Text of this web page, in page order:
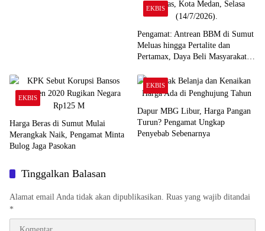
EKBIS
Pengamat: Antrean BBM di Sumut
Meluas hingga Pertalite dan
Pertamax, Daya Beli Masyarakat
EKBIS
Harga Beras di Sumut Mulai
Merangkak Naik, Pengamat Minta
Bulog Jaga Pasokan
EKBIS
Dapur MBG Libur, Harga Pangan
Turun? Pengamat Ungkap
Penyebab Sebenarnya
Tinggalkan Balasan
Alamat email Anda tidak akan dipublikasikan. Ruas yang wajib ditandai
*